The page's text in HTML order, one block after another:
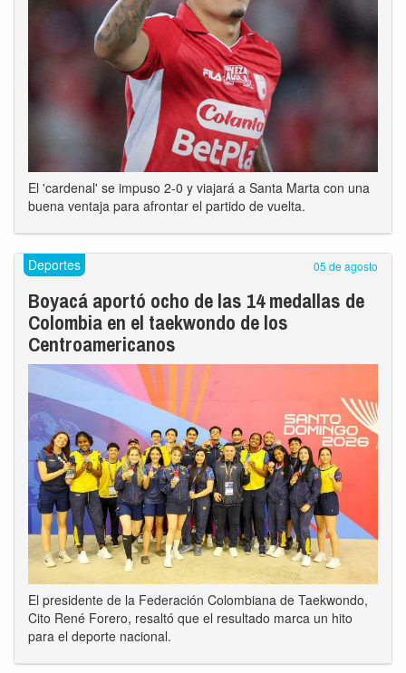
El 'cardenal' se impuso 2-0 y viajará a Santa Marta con una
buena ventaja para afrontar el partido de vuelta.
Deportes 05 de agosto
Boyacá aportó ocho de las 14 medallas de
Colombia en el taekwondo de los
Centroamericanos
El presidente de la Federación Colombiana de Taekwondo,
Cito René Forero, resaltó que el resultado marca un hito
para el deporte nacional.